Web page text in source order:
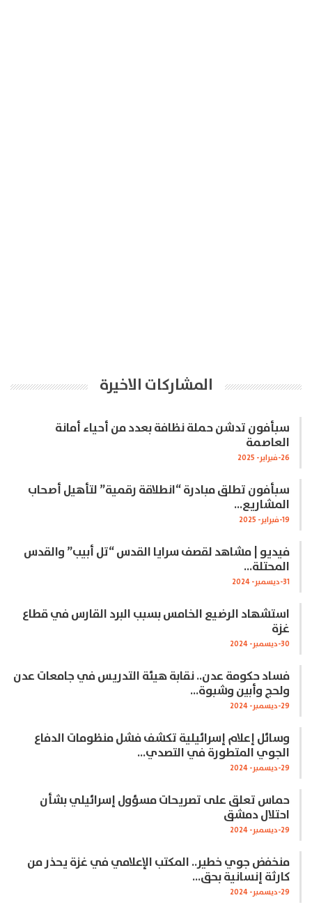
المشاركات الاخيرة
سبأفون تدشن حملة نظافة بعدد من أحياء أمانة
العاصمة
26-فبراير- 2025
سبأفون تطلق مبادرة “انطلاقة رقمية” لتأهيل أصحاب
المشاريع…
19-فبراير- 2025
فيديو | مشاهد لقصف سرايا القدس “تل أبيب” والقدس
المحتلة…
31-ديسمبر- 2024
استشهاد الرضيع الخامس بسبب البرد القارس في قطاع
غزة
30-ديسمبر- 2024
فساد حكومة عدن.. نقابة هيئة التدريس في جامعات عدن
ولحج وأبين وشبوة…
29-ديسمبر- 2024
وسائل إعلام إسرائيلية تكشف فشل منظومات الدفاع
الجوي المتطورة في التصدي…
29-ديسمبر- 2024
حماس تعلق على تصريحات مسؤول إسرائيلي بشأن
احتلال دمشق
29-ديسمبر- 2024
منخفض جوي خطير.. المكتب الإعلامي في غزة يحذر من
كارثة إنسانية بحق…
29-ديسمبر- 2024